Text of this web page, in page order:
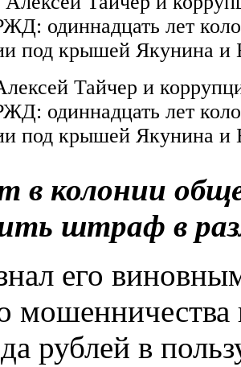
Тайчер и
одиннадцать лет
под крышей Якунина и
в колонии
штраф в
его
мошенничества
рублей в